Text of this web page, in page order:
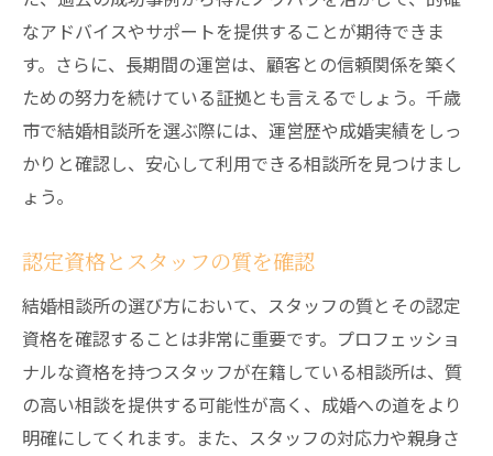
なアドバイスやサポートを提供することが期待できま
す。さらに、長期間の運営は、顧客との信頼関係を築く
ための努力を続けている証拠とも言えるでしょう。千歳
市で結婚相談所を選ぶ際には、運営歴や成婚実績をしっ
かりと確認し、安心して利用できる相談所を見つけまし
ょう。
認定資格とスタッフの質を確認
結婚相談所の選び方において、スタッフの質とその認定
資格を確認することは非常に重要です。プロフェッショ
ナルな資格を持つスタッフが在籍している相談所は、質
の高い相談を提供する可能性が高く、成婚への道をより
明確にしてくれます。また、スタッフの対応力や親身さ